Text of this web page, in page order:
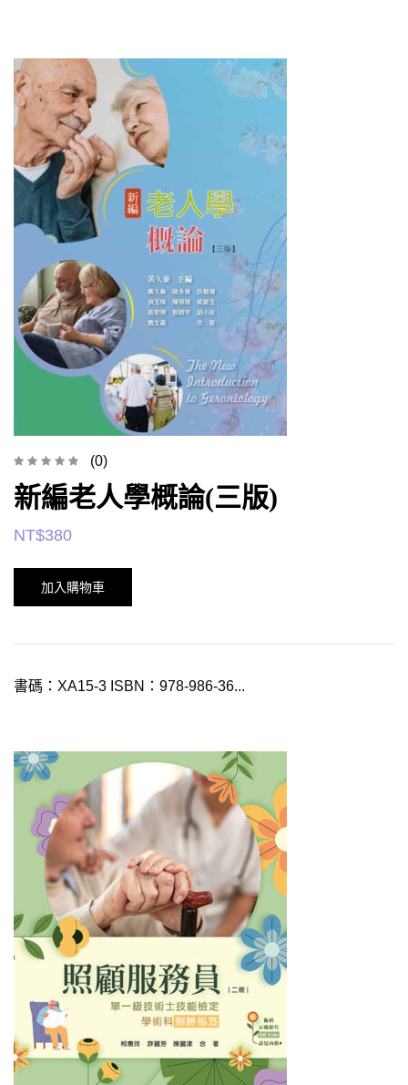
(0)
新編老人學概論(三版)
NT$380
加入購物車
書碼：XA15-3 ISBN：978-986-36...